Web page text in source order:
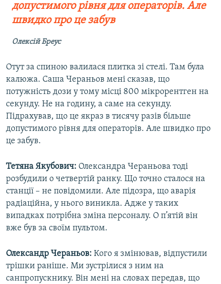
допустимого рівня для операторів. Але
швидко про це забув
Олексій Бреус
Отут за спиною валилася плитка зі стелі. Там була
калюжа. Саша Чераньов мені сказав, що
потужність дози у тому місці 800 мікрорентген на
секунду. Не на годину, а саме на секунду.
Підрахував, що це якраз в тисячу разів більше
допустимого рівня для операторів. Але швидко про
це забув.
Тетяна Якубович: Олександра Чераньова тоді
розбудили о четвертій ранку. Що точно сталося на
станції – не повідомили. Але підозра, що аварія
радіаційна, у нього виникла. Адже у таких
випадках потрібна зміна персоналу. О п’ятій він
вже був за своїм пультом.
Олександр Чераньов: Кого я змінював, відпустили
трішки раніше. Ми зустрілися з ним на
санпропускнику. Він мені на словах передав, що